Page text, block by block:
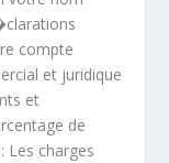
compte
et juridique
et
de
Les charges